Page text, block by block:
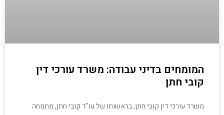
המומחים בדיני עבודה: משרד עורכי דין
קובי חתן
משרד עורכי דין קובי חתן, בראשותו של עו"ד קובי חתן, מתמחה